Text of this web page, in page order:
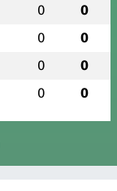
0 0
0 0
0 0
0 0